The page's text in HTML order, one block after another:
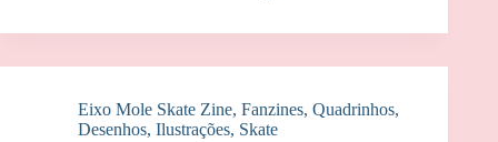
Eixo Mole Skate Zine, Fanzines, Quadrinhos,
Desenhos, Ilustrações, Skate